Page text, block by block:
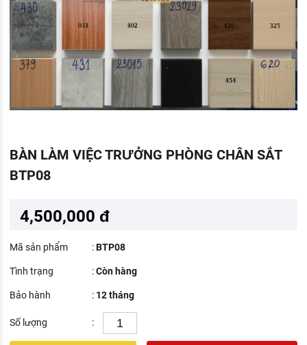
BÀN LÀM VIỆC TRƯỞNG PHÒNG CHÂN SẮT
BTP08
4,500,000 đ
Mã sản phẩm :BTP08
Tình trạng :Còn hàng
Bảo hành : 12 tháng
Số lượng :